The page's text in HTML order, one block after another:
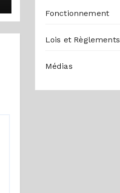
Fonctionnement
Lois et Règlements
Médias